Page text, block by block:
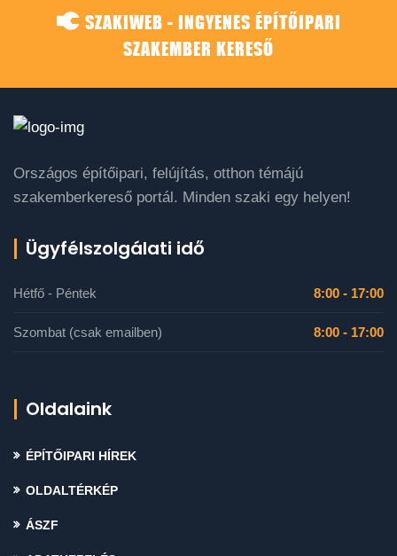
SZAKIWEB - INGYENES ÉPÍTŐIPARI
SZAKEMBER KERESŐ
Országos építőipari, felújítás, otthon témájú
szakemberkereső portál. Minden szaki egy helyen!
Ügyfélszolgálati idő
Hétfő - Péntek 8:00 - 17:00
Szombat (csak emailben) 8:00 - 17:00
Oldalaink
ÉPÍTŐIPARI HÍREK
OLDALTÉRKÉP
ÁSZF